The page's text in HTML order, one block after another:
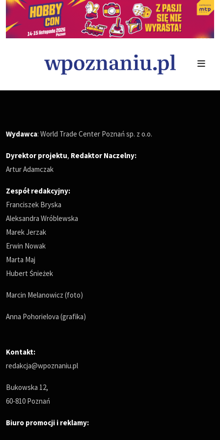
Wydawca: World Trade Center Poznań sp. z o.o.
Dyrektor projektu, Redaktor Naczelny:
Artur Adamczak
Zespół redakcyjny:
Franciszek Bryska
Aleksandra Wróblewska
Marek Jerzak
Erwin Nowak
Marta Maj
Hubert Śnieżek
Marcin Melanowicz (foto)
Anna Pohorielova (grafika)
Kontakt:
redakcja@wpoznaniu.pl
Bukowska 12,
60-810 Poznań
Biuro promocji i reklamy: